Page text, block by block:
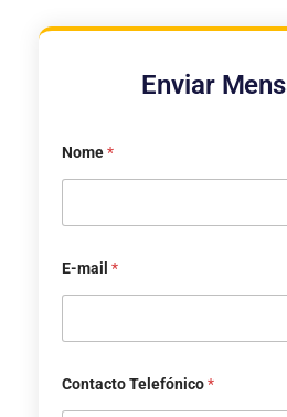
Enviar
Nome*
E-mail *
Contacto Telefónico*